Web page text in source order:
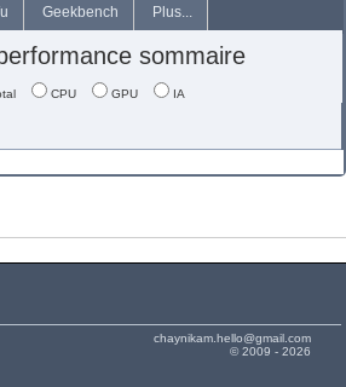
Geekbench Plus...
sommaire
CPU GPU IA
chaynikam.hello@gmail.com
© 2009 - 2026